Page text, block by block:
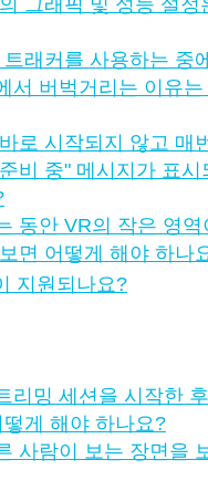
래커를 사용하는 중
서 버벅거리는 이유
로 시작되지 않고 매
비 중"‍ 메시지가 표시
동안 VR의 작은 영역
면 어떻게 해야 하나
지원되나요?
리밍 세션을 시작한
게 해야 하나요?
사람이 보는 장면을